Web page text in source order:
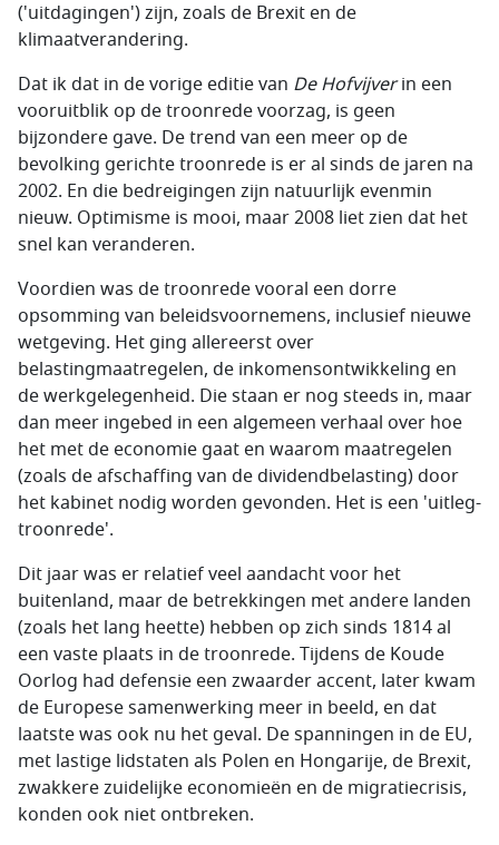
('uitdagingen') zijn, zoals de Brexit en de
klimaatverandering.
Dat ik dat in de vorige editie van De Hofvijverin een
vooruitblik op de troonrede voorzag, is geen
bijzondere gave. De trend van een meer op de
bevolking gerichte troonrede is er al sinds de jaren na
2002. En die bedreigingen zijn natuurlijk evenmin
nieuw. Optimisme is mooi, maar 2008 liet zien dat het
snel kan veranderen.
Voordien was de troonrede vooral een dorre
opsomming van beleidsvoornemens, inclusief nieuwe
wetgeving. Het ging allereerst over
belastingmaatregelen, de inkomensontwikkeling en
de werkgelegenheid. Die staan er nog steeds in, maar
dan meer ingebed in een algemeen verhaal over hoe
het met de economie gaat en waarom maatregelen
(zoals de afschaffing van de dividendbelasting) door
het kabinet nodig worden gevonden. Het is een 'uitleg-
troonrede'.
Dit jaar was er relatief veel aandacht voor het
buitenland, maar de betrekkingen met andere landen
(zoals het lang heette) hebben op zich sinds 1814 al
een vaste plaats in de troonrede. Tijdens de Koude
Oorlog had defensie een zwaarder accent, later kwam
de Europese samenwerking meer in beeld, en dat
laatste was ook nu het geval. De spanningen in de EU,
met lastige lidstaten als Polen en Hongarije, de Brexit,
zwakkere zuidelijke economieën en de migratiecrisis,
konden ook niet ontbreken.